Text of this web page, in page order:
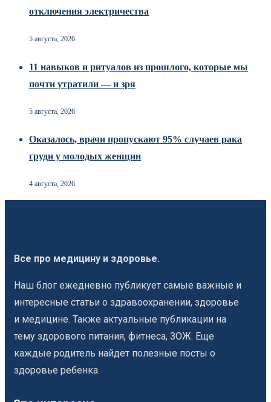
отключения электричества
5 августа, 2026
11 навыков и ритуалов из прошлого, которые мы
почти утратили — и зря
5 августа, 2026
Оказалось, врачи пропускают 95% случаев рака
груди у молодых женщин
4 августа, 2026
Все про медицину и здоровье.
Наш блог ежедневно публикует самые важные и
интересные статьи о здравоохранении, здоровье
и медицине. Также актуальные публикации на
тему здорового питания, фитнеса, ЗОЖ. Еще
каждые родитель найдет полезные посты о
здоровье ребенка.